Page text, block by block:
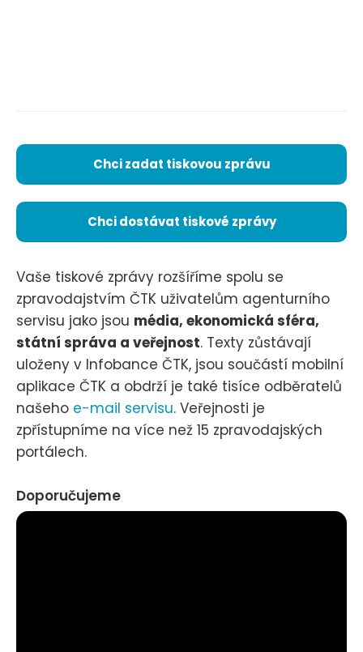
Chci zadat tiskovou zprávu
Chci dostávat tiskové zprávy
Vaše tiskové zprávy rozšíříme spolu se
zpravodajstvím ČTK uživatelům agenturního
servisu jako jsou média, ekonomická sféra,
státní správa a veřejnost. Texty zůstávají
uloženy v Infobance ČTK, jsou součástí mobilní
aplikace ČTK a obdrží je také tisíce odběratelů
našeho e-mail servisu. Veřejnosti je
zpřístupníme na více než 15 zpravodajských
portálech.
Doporučujeme